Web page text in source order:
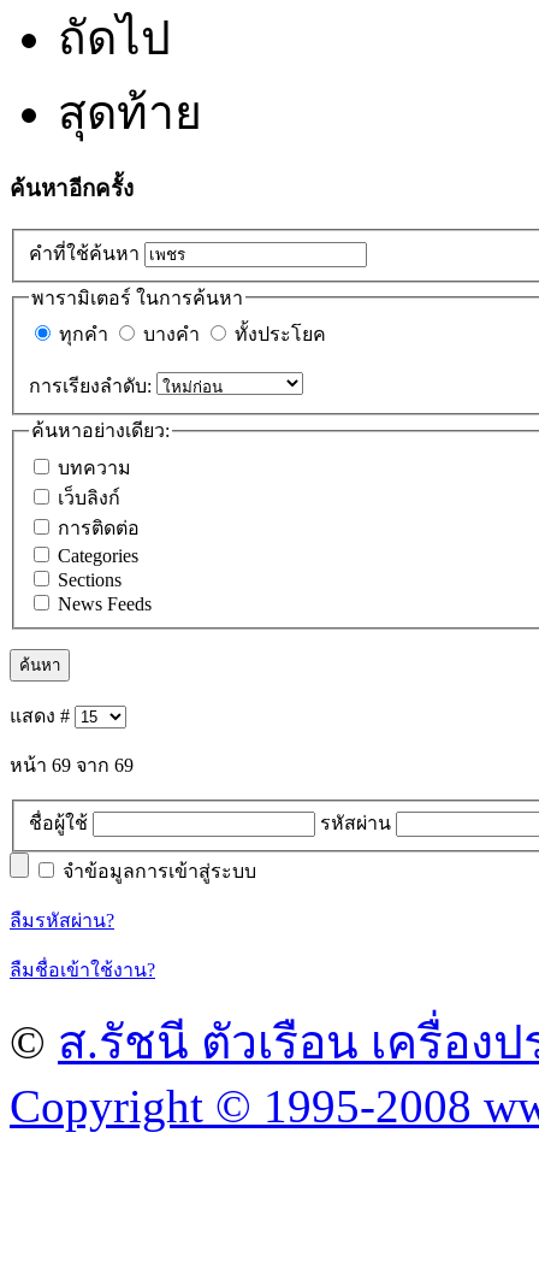
ถัดไป
สุดท้าย
ค้นหาอีกครั้ง
คำที่ใช้ค้นหา
พารามิเตอร์ ในการค้นหา
ทุกคำ
บางคำ ทั้งประโยค
การเรียงลำดับ:
ค้นหาอย่างเดียว:
บทความ
เว็บลิงก์
การติดต่อ
Categories
Sections
News Feeds
ค้นหา
แสดง #
หน้า 69 จาก 69
ชื่อผู้ใช้ รหัสผ่าน
จำข้อมูลการเข้าสู่ระบบ
ลืมรหัสผ่าน?
ลืมชื่อเข้าใช้งาน?
© ส.รัชนี ตัวเรือน เครื่อง
Copyright © 1995-2008